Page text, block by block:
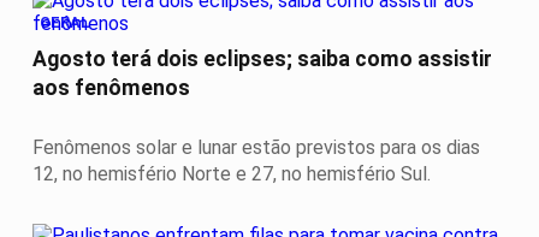
GERAL
Agosto terá dois eclipses; saiba como assistir
aos fenômenos
Fenômenos solar e lunar estão previstos para os dias
12, no hemisfério Norte e 27, no hemisfério Sul.